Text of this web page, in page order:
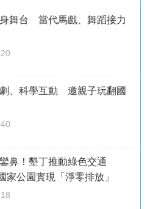
舞台 當代馬戲、舞蹈接力
、科學互動 邀親子玩翻國
鼻！墾丁推動綠色交通
家公園實現「淨零排放」